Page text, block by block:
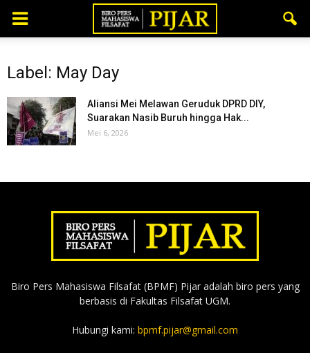
Label: May Day
Aliansi Mei Melawan Geruduk DPRD DIY,
Suarakan Nasib Buruh hingga Hak...
Mei 6, 2026
Biro Pers Mahasiswa Filsafat (BPMF) Pijar adalah biro pers yang
berbasis di Fakultas Filsafat UGM.
Hubungi kami: bpmf.pijar@gmail.com